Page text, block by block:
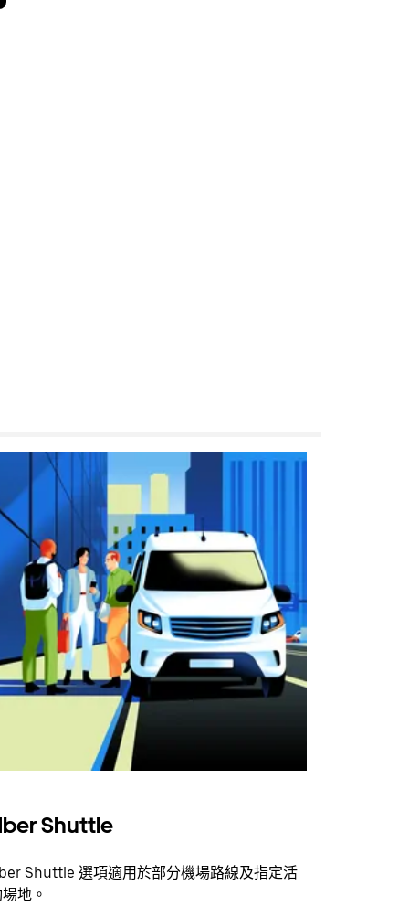
Shuttle
Shuttle 選項適用於部分機場路線及指定活
地。